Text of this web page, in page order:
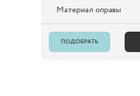
Материал оправы